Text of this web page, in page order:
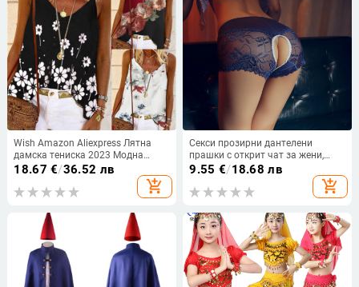
Wish Amazon Aliexpress Лятна
дамска тениска 2023 Модна
модерна щампована потник
Дамска мода Универсална
18.67 €/36.52 лв
add_shopping_cart
Секси прозирни дантелени
прашки с открит чат за жени,
голям размер
9.55 €/18.68 лв
add_shopping_cart